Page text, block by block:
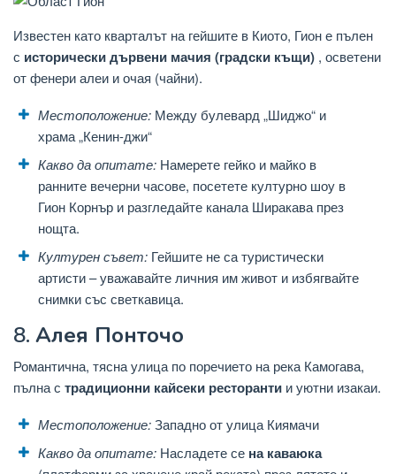
Известен като кварталът на гейшите в Киото, Гион е пълен
с исторически дървени мачия (градски къщи) , осветени
от фенери алеи и очая (чайни).
Местоположение: Между булевард „Шиджо“ и
храма „Кенин-джи“
Какво да опитате: Намерете гейко и майко в
ранните вечерни часове, посетете културно шоу в
Гион Корнър и разгледайте канала Ширакава през
нощта.
Културен съвет: Гейшите не са туристически
артисти – уважавайте личния им живот и избягвайте
снимки със светкавица.
8. Алея Понточо
Романтична, тясна улица по поречието на река Камогава,
пълна с традиционни кайсеки ресторанти и уютни изакаи.
Местоположение:Западно от улица Киямачи
Какво да опитате: Насладете се на каваюка